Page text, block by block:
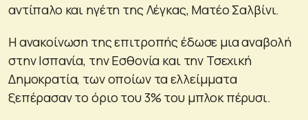
αντίπαλο και ηγέτη της Λέγκας, Ματέο Σαλβίνι.
Η ανακοίνωση της επιτροπής έδωσε μια αναβολή
στην Ισπανία, την Εσθονία και την Τσεχική
Δημοκρατία, των οποίων τα ελλείμματα
ξεπέρασαν το όριο του 3% του μπλοκ πέρυσι.